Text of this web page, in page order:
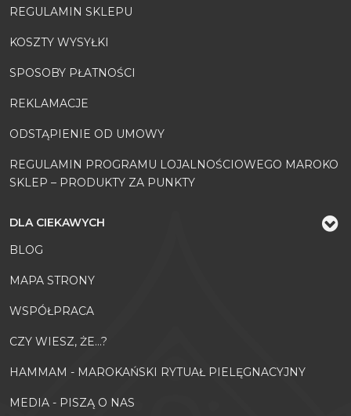
REGULAMIN SKLEPU
KOSZTY WYSYŁKI
SPOSOBY PŁATNOŚCI
REKLAMACJE
ODSTĄPIENIE OD UMOWY
REGULAMIN PROGRAMU LOJALNOŚCIOWEGO MAROKO
SKLEP – PRODUKTY ZA PUNKTY
DLA CIEKAWYCH
BLOG
MAPA STRONY
WSPÓŁPRACA
CZY WIESZ, ŻE...?
HAMMAM - MAROKAŃSKI RYTUAŁ PIELĘGNACYJNY
MEDIA - PISZĄ O NAS